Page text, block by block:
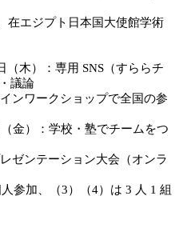
ジプト日本国大使館学術
（木）：専用 SNS（すららチ
議論
ンワークショップで全国の参
金）：学校・塾でチームをつ
ゼンテーション大会（オンラ
、（3）（4）は 3 人 1 組